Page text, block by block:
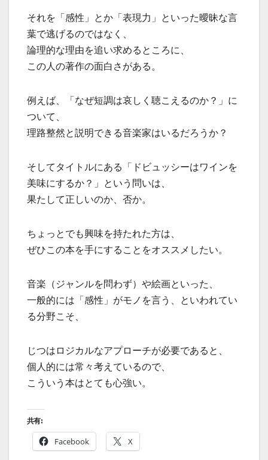
それを「感性」とか「表現力」といった曖昧な言
葉で逃げるのではなく、
論理的な理由を追い求めるところに、
この人の著作の面白さがある。
例えば、「なぜ短調は哀しく聴こえるのか？」に
ついて、
理路整然と説明できる音楽家はいるだろうか？
そしてタイトルにある「ドビュッシーはワインを
美味にするか？」という問いは、
果たして正しいのか、否か。
ちょっとでも興味を持たれた方は、
ぜひこの本を手にすることをオススメしたい。
音楽（ジャンルを問わず）や絵画といった、
一般的には「感性」がモノを言う、といわれてい
る分野こそ、
じつはロジカルなアプローチが必要であると、
個人的には常々考えているので、
こういう本はとても心強い。
共有:
Facebook X